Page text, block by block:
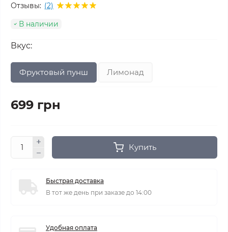
Отзывы: (2)
В наличии
Вкус:
Фруктовый пунш Лимонад
699 грн
Купить
Быстрая доставка
В тот же день при заказе до 14:00
Удобная оплата